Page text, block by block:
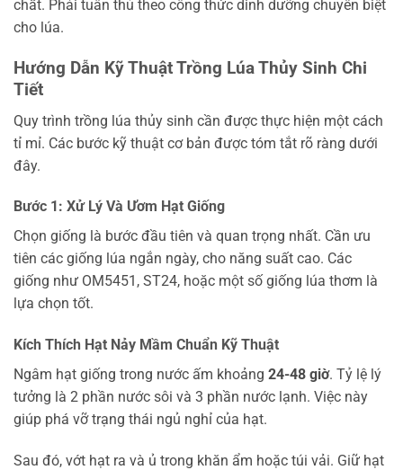
chất. Phải tuân thủ theo công thức dinh dưỡng chuyên biệt
cho lúa.
Hướng Dẫn Kỹ Thuật Trồng Lúa Thủy Sinh Chi
Tiết
Quy trình trồng lúa thủy sinh cần được thực hiện một cách
tỉ mỉ. Các bước kỹ thuật cơ bản được tóm tắt rõ ràng dưới
đây.
Bước 1: Xử Lý Và Ươm Hạt Giống
Chọn giống là bước đầu tiên và quan trọng nhất. Cần ưu
tiên các giống lúa ngắn ngày, cho năng suất cao. Các
giống như OM5451, ST24, hoặc một số giống lúa thơm là
lựa chọn tốt.
Kích Thích Hạt Nảy Mầm Chuẩn Kỹ Thuật
Ngâm hạt giống trong nước ấm khoảng 24-48 giờ. Tỷ lệ lý
tưởng là 2 phần nước sôi và 3 phần nước lạnh. Việc này
giúp phá vỡ trạng thái ngủ nghỉ của hạt.
Sau đó, vớt hạt ra và ủ trong khăn ẩm hoặc túi vải. Giữ hạt